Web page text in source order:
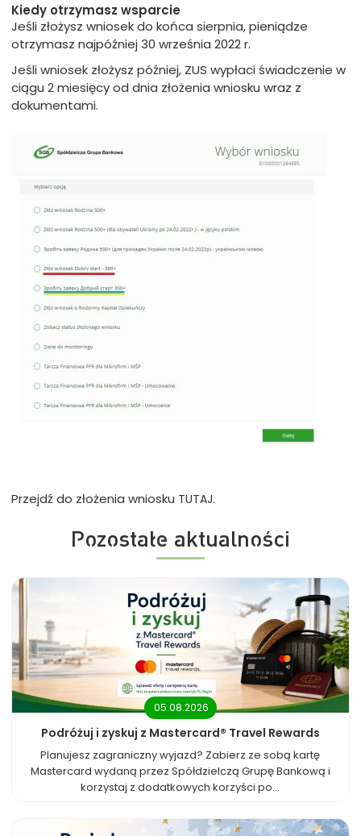
Kiedy otrzymasz wsparcie
Jeśli złożysz wniosek do końca sierpnia, pieniądze
otrzymasz najpóźniej 30 września 2022 r.
Jeśli wniosek złożysz później, ZUS wypłaci świadczenie w
ciągu 2 miesięcy od dnia złożenia wniosku wraz z
dokumentami.
Przejdź do złożenia wniosku TUTAJ.
Pozostałe aktualności
05.08.2026
Podróżuj i zyskuj z Mastercard® Travel Rewards
Planujesz zagraniczny wyjazd? Zabierz ze sobą kartę
Mastercard wydaną przez Spółdzielczą Grupę Bankową i
korzystaj z dodatkowych korzyści po...